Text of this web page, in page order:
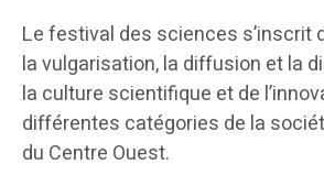
Le festival des sciences s’inscrit
la vulgarisation, la diffusion et la
la culture scientifique et de
différentes catégories de la
du Centre Ouest.